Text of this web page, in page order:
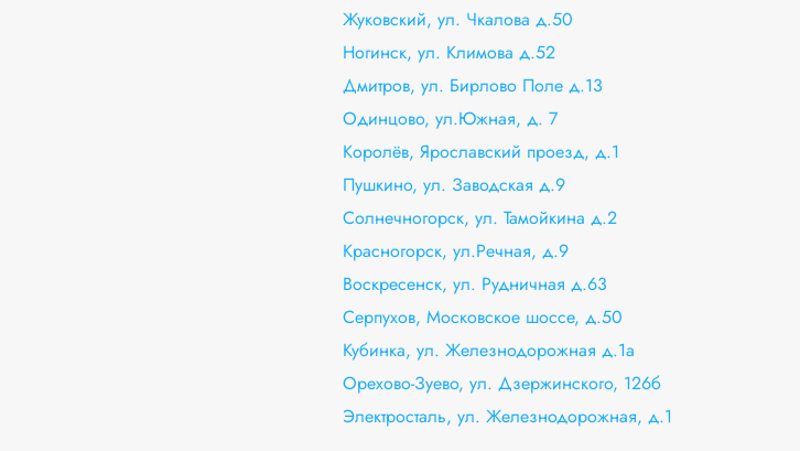
Жуковский, ул. Чкалова д.50
Ногинск, ул. Климова д.52
Дмитров, ул. Бирлово Поле д.13
Одинцово, ул.Южная, д. 7
Королёв, Ярославский проезд, д.1
Пушкино, ул. Заводская д.9
Солнечногорск, ул. Тамойкина д.2
Красногорск, ул.Речная, д.9
Воскресенск, ул. Рудничная д.63
Серпухов, Московское шоссе, д.50
Кубинка, ул. Железнодорожная д.1а
Орехово-Зуево, ул. Дзержинского, 126б
Электросталь, ул. Железнодорожная, д.1